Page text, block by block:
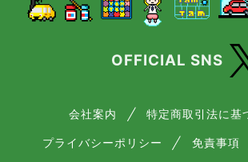
OFFICIAL SNS
会社案内 特定商取引法に基
プライバシーポリシー 免責事項